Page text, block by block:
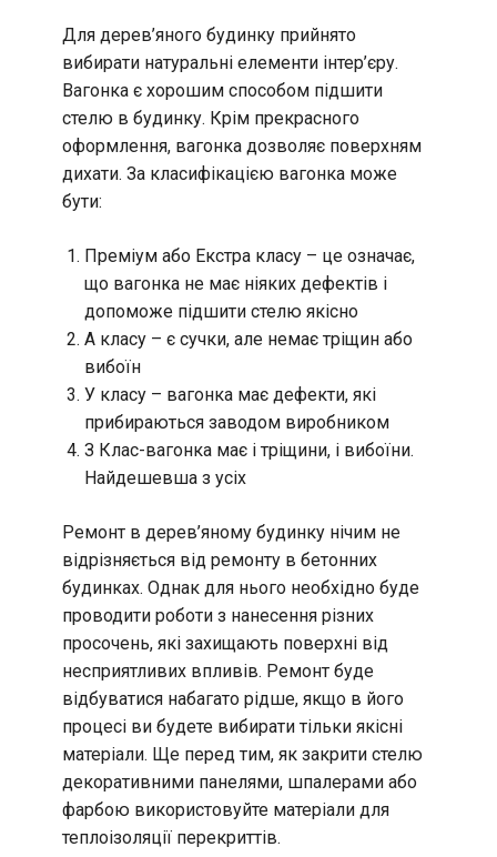
Для дерев’яного будинку прийнято
вибирати натуральні елементи інтер’єру.
Вагонка є хорошим способом підшити
стелю в будинку. Крім прекрасного
оформлення, вагонка дозволяє поверхням
дихати. За класифікацією вагонка може
бути:
Преміум або Екстра класу – це означає,
що вагонка не має ніяких дефектів і
допоможе підшити стелю якісно
А класу – є сучки, але немає тріщин або
вибоїн
У класу – вагонка має дефекти, які
прибираються заводом виробником
З Клас-вагонка має і тріщини, і вибоїни.
Найдешевша з усіх
Ремонт в дерев’яному будинку нічим не
відрізняється від ремонту в бетонних
будинках. Однак для нього необхідно буде
проводити роботи з нанесення різних
просочень, які захищають поверхні від
несприятливих впливів. Ремонт буде
відбуватися набагато рідше, якщо в його
процесі ви будете вибирати тільки якісні
матеріали. Ще перед тим, як закрити стелю
декоративними панелями, шпалерами або
фарбою використовуйте матеріали для
теплоізоляції перекриттів.